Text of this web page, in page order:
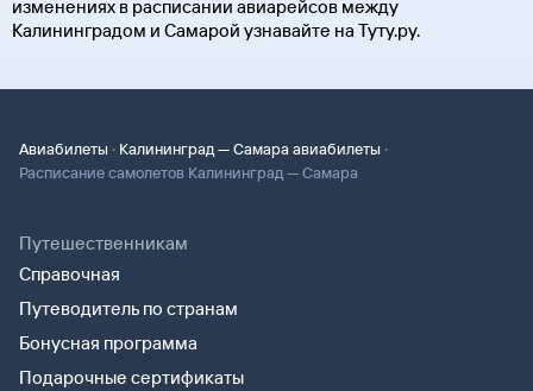
изменениях в расписании авиарейсов между
Калининградом и Самарой узнавайте на Туту.ру.
Авиабилеты · Калининград — Самара авиабилеты ·
Расписание самолетов Калининград — Самара
Путешественникам
Справочная
Путеводитель по странам
Бонусная программа
Подарочные сертификаты